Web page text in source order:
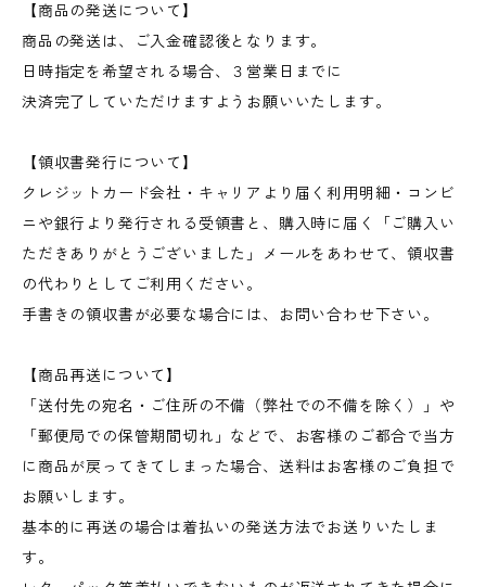
【商品の発送について】
商品の発送は、ご入金確認後となります。
日時指定を希望される場合、３営業日までに
決済完了していただけますようお願いいたします。
【領収書発行について】
クレジットカード会社・キャリアより届く利用明細・コンビ
ニや銀行より発行される受領書と、購入時に届く「ご購入い
ただきありがとうございました」メールをあわせて、領収書
の代わりとしてご利用ください。
手書きの領収書が必要な場合には、お問い合わせ下さい。
【商品再送について】
「送付先の宛名・ご住所の不備（弊社での不備を除く）」や
「郵便局での保管期間切れ」などで、お客様のご都合で当方
に商品が戻ってきてしまった場合、送料はお客様のご負担で
お願いします。
基本的に再送の場合は着払いの発送方法でお送りいたしま
す。